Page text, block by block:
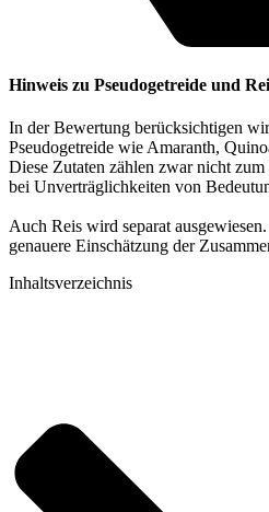
Hinweis zu Pseudogetreide und
In der Bewertung berücksichtigen
Pseudogetreide wie Amaranth,
Diese Zutaten zählen zwar nicht
bei Unverträglichkeiten von
Auch Reis wird separat
genauere Einschätzung der
Inhaltsverzeichnis​